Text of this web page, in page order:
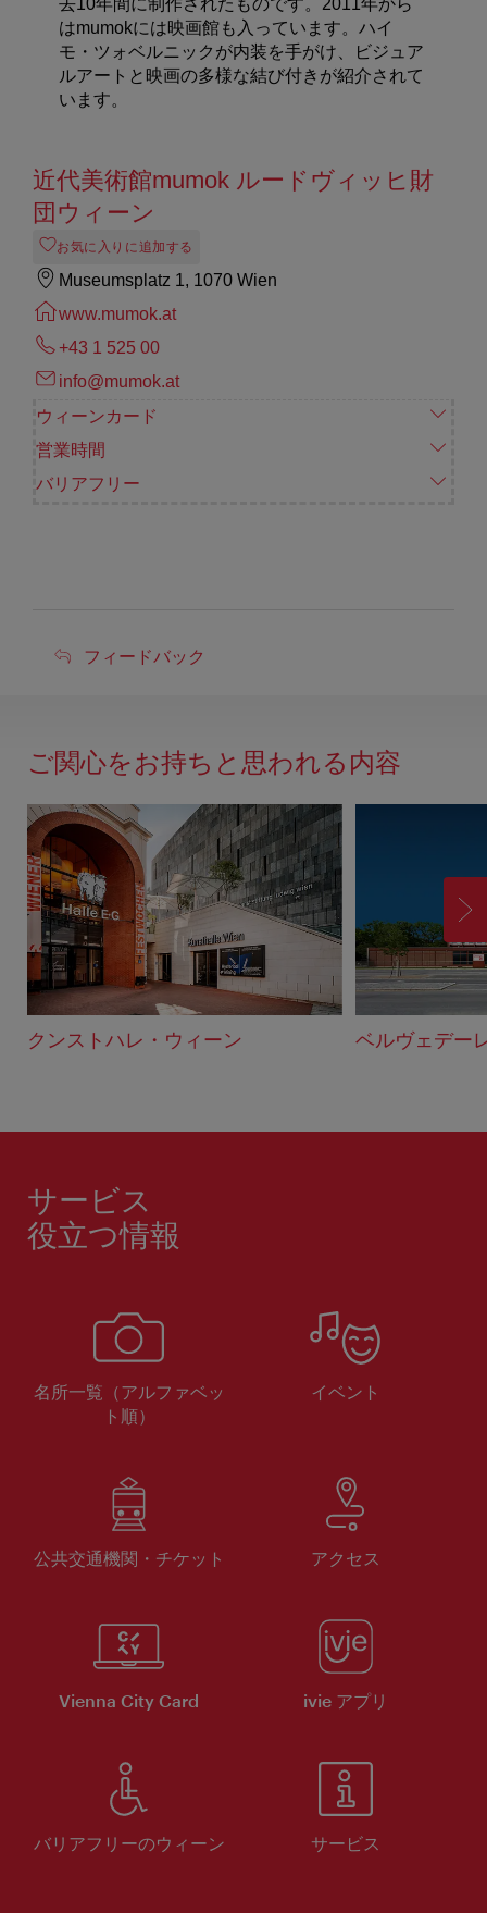
去10年間に制作されたものです。2011年から
はmumokには映画館も入っています。ハイ
モ・ツォベルニックが内装を手がけ、ビジュア
ルアートと映画の多様な結び付きが紹介されて
います。
近代美術館mumok ルードヴィッヒ財
団ウィーン
お気に入りに追加する
Museumsplatz 1, 1070 Wien
www.mumok.at
+43 1 525 00
info@mumok.at
ウィーンカード
営業時間
バリアフリー
フ
ド
ッ
ク
フィードバック
ご関心をお持ちと思われる内容
クンストハレ・ウィーン ベルヴェデー
進
む
サービス
役立つ情報
名所一覧（アルファベッ
ト順）
イベント
公共交通機関・チケット アクセス
Vienna City Card ivie アプリ
バリアフリーのウィーン サービス